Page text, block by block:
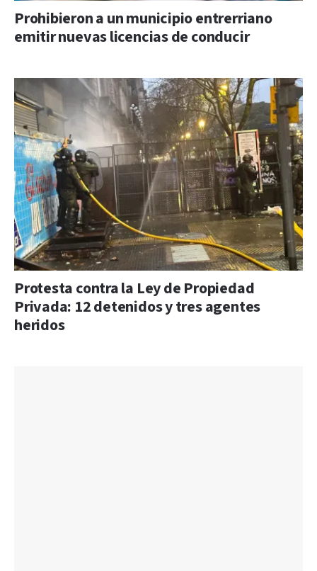
Prohibieron a un municipio entrerriano
emitir nuevas licencias de conducir
Protesta contra la Ley de Propiedad
Privada: 12 detenidos y tres agentes
heridos